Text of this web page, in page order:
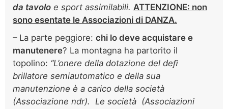
da tavolo e sport assimilabili. ATTENZIONE: non
sono esentate le Associazioni di DANZA.
– La parte peggiore: chi lo deve acquistare e
manutenere? La montagna ha partorito il
topolino: “L’onere della dotazione del deﬁ
brillatore semiautomatico e della sua
manutenzione è a carico della società
(Associazione ndr). Le società (Associazioni